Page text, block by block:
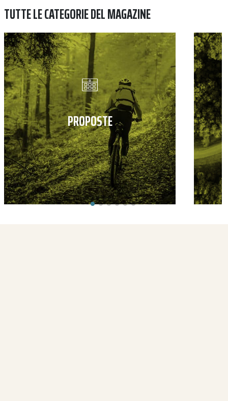
TUTTE LE CATEGORIE DEL MAGAZINE
PROPOSTE